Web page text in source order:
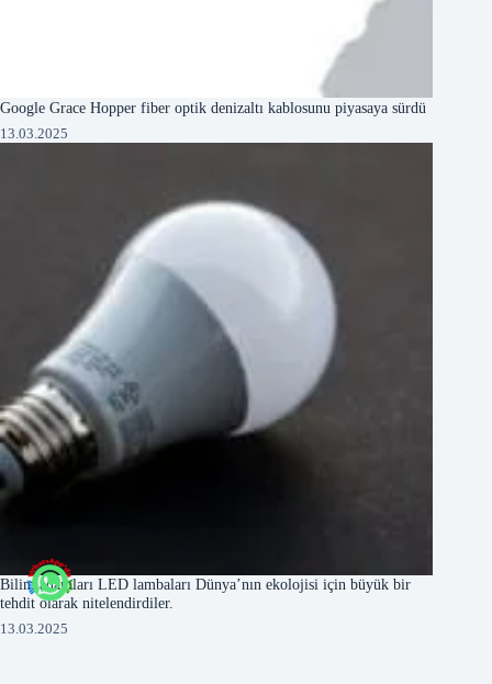
Google Grace Hopper fiber optik denizaltı kablosunu piyasaya sürdü
13.03.2025
Bilim adamları LED lambaları Dünya’nın ekolojisi için büyük bir
tehdit olarak nitelendirdiler.
13.03.2025